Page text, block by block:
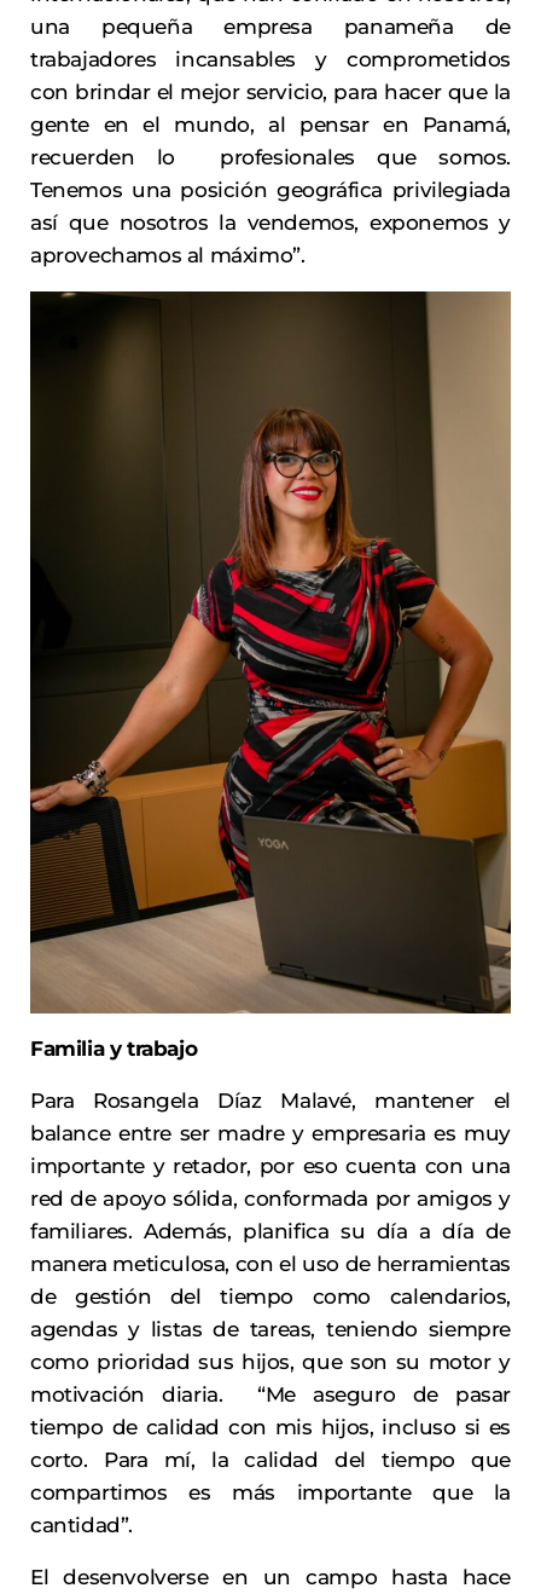
una pequeña empresa panameña de
trabajadores incansables y comprometidos
con brindar el mejor servicio, para hacer que la
gente en el mundo, al pensar en Panamá,
recuerden lo profesionales que somos.
Tenemos una posición geográfica privilegiada
así que nosotros la vendemos, exponemos y
aprovechamos al máximo”.
Familia y trabajo
Para Rosangela Díaz Malavé, mantener el
balance entre ser madre y empresaria es muy
importante y retador, por eso cuenta con una
red de apoyo sólida, conformada por amigos y
familiares. Además, planifica su día a día de
manera meticulosa, con el uso de herramientas
de gestión del tiempo como calendarios,
agendas y listas de tareas, teniendo siempre
como prioridad sus hijos, que son su motor y
motivación diaria. “Me aseguro de pasar
tiempo de calidad con mis hijos, incluso si es
corto. Para mí, la calidad del tiempo que
compartimos es más importante que la
cantidad”.
El desenvolverse en un campo hasta hace